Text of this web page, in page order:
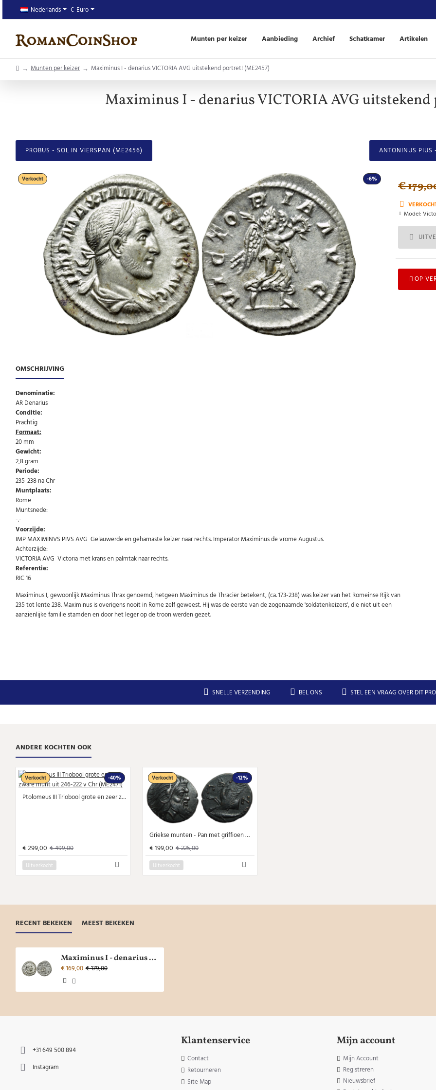
Abonneer u op onze nieuwsbrief
Nederlands € Euro
Munten per keizer Aanbieding Archief Schatkamer Artikelen
homeMunten per keizer Maximinus I - denarius VICTORIA AVG uitstekend portret! (ME2457)
Maximinus I - denarius VICTORIA AVG
PROBUS - SOL IN VIERSPAN (ME2456) ANTONINUS PIUS
-6%
Verkocht
Model:
€
OP
OMSCHRIJVING
Denominatie:
AR Denarius
Conditie:
Prachtig
Formaat:
20 mm
Gewicht:
2,8 gram
Periode:
235-238 na Chr
Muntplaats:
Rome
Muntsnede:
-.-
Voorzijde:
IMP MAXIMINVS PIVS AVG Gelauwerde en geharnaste keizer naar rechts. Imperator Maximinus de vrome Augustus.
Achterzijde:
VICTORIA AVG Victoria met krans en palmtak naar rechts.
Referentie:
RIC 16
Maximinus I, gewoonlijk Maximinus Thrax genoemd, hetgeen Maximinus de Thraciër betekent, (ca. 173-238) was keizer van het Romeinse Rijk van
235 tot lente 238. Maximinus is overigens nooit in Rome zelf geweest. Hij was de eerste van de zogenaamde 'soldatenkeizers', die niet uit een
aanzienlijke familie stamden en door het leger op de troon werden gezet.
SNELLE VERZENDING BEL ONS STEL EEN VRAAG OVER DIT
ANDERE KOCHTEN OOK
-40%
Verkocht
Ptolomeus III Triobool grote en zeer zware munt uit 246-222 v Chr (ME2471)
€ 299,00 € 499,00
Uitverkocht
-12%
Verkocht
Griekse munten - Pan met griffioen mooi! (ME2469)
€ 199,00 € 225,00
Uitverkocht
RECENT BEKEKEN MEEST BEKEKEN
Maximinus I - denarius VICTORIA AVG uitstekend portret! (ME2457)
€ 169,00 € 179,00
+31 649 500 894
Instagram
Klantenservice
Contact
Retourneren
Site Map
Mijn account
Mijn Account
Registreren
Nieuwsbrief